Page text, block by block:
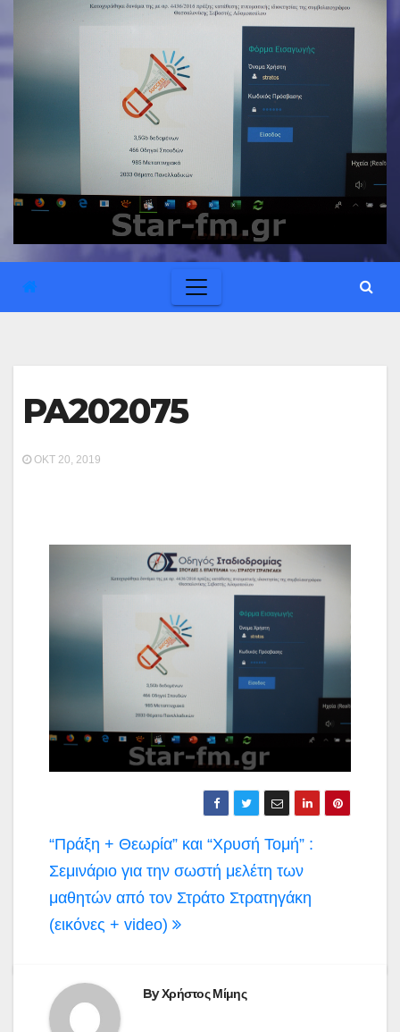
PA202075
ΟΚΤ 20, 2019
Πλοήγηση
άρθρων
“Πράξη + Θεωρία” και “Χρυσή Τομή” :
Σεμινάριο για την σωστή μελέτη των
μαθητών από τον Στράτο Στρατηγάκη
(εικόνες + video)
ByΧρήστος Μίμης